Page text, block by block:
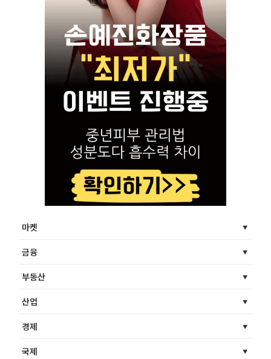
마켓
금융
부동산
산업
경제
국제